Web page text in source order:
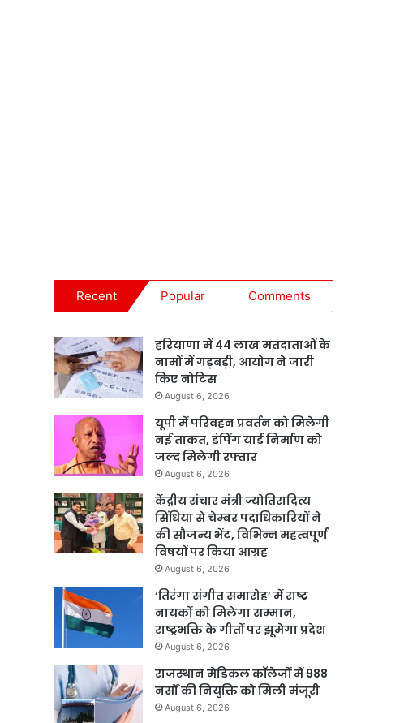
Recent Popular Comments
हरियाणा में 44 लाख मतदाताओं के
नामों में गड़बड़ी, आयोग ने जारी
किए नोटिस
August 6, 2026
यूपी में परिवहन प्रवर्तन को मिलेगी
नई ताकत, डंपिंग यार्ड निर्माण को
जल्द मिलेगी रफ्तार
August 6, 2026
केंद्रीय संचार मंत्री ज्योतिरादित्य
सिंधिया से चेम्बर पदाधिकारियों ने
की सौजन्य भेंट, विभिन्न महत्वपूर्ण
विषयों पर किया आग्रह
August 6, 2026
‘तिरंगा संगीत समारोह’ में राष्ट्र
नायकों को मिलेगा सम्मान,
राष्ट्रभक्ति के गीतों पर झूमेगा प्रदेश
August 6, 2026
राजस्थान मेडिकल कॉलेजों में 988
नर्सों की नियुक्ति को मिली मंजूरी
August 6, 2026